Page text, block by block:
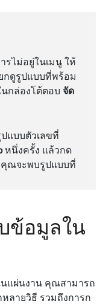
ไม่อยู่ในเมนู ให้
กดูรูปแบบที่พร้อม
กล่องโต้ตอบ จัด
ปแบบตัวเลขที่
หนึ่งครั้ง แล้วกด
ณจะพบรูปแบบที่
ข้อมูลใน
แผ่นงาน คุณสามารถ
ลายวิธี รวมถึงการก